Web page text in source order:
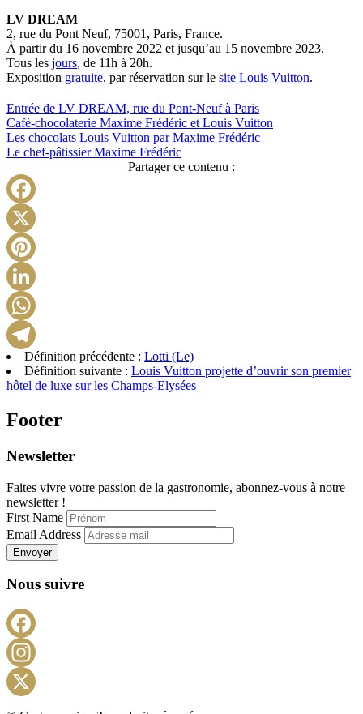
LV DREAM
2, rue du Pont Neuf, 75001, Paris, France.
À partir du 16 novembre 2022 et jusqu’au 15 novembre 2023.
Tous les jours, de 11h à 20h.
Exposition gratuite, par réservation sur le site Louis Vuitton.
Entrée de LV DREAM, rue du Pont-Neuf à Paris
Café-chocolaterie Maxime Frédéric et Louis Vuitton
Les chocolats Louis Vuitton par Maxime Frédéric
Le chef-pâtissier Maxime Frédéric
Partager ce contenu :
Telegram
Définition précédente : Lotti (Le)
Définition suivante : Louis Vuitton projette d’ouvrir son premier
hôtel de luxe sur les Champs-Elysées
Footer
Newsletter
Faites vivre votre passion de la gastronomie, abonnez-vous à notre
newsletter !
First Name
Email Address
Envoyer
Nous suivre
X